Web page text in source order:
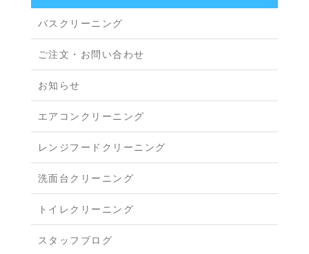
バスクリーニング
ご注文・お問い合わせ
お知らせ
エアコンクリーニング
レンジフードクリーニング
洗面台クリーニング
トイレクリーニング
スタッフブログ